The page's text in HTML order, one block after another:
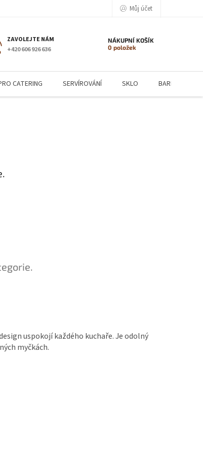
Můj účet
+420 606 926 636
NÁKUPNÍ KOŠÍK
0 položek
CATERING SERVÍROVÁNÍ SKLO BARMANSKÉ
uspokojí každého kuchaře. Je odolný
myčkách.